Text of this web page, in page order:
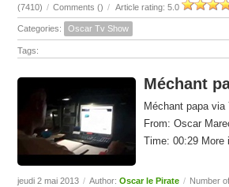
(7410) / Comments () / Article rating: 5.0
Categories: Oscar Tv Show
Tags:
Méchant
Méchant papa via
From: Oscar
Time: 00:29 More
jeudi 2 mai 2013 / Author:Oscar le Pirate / Number